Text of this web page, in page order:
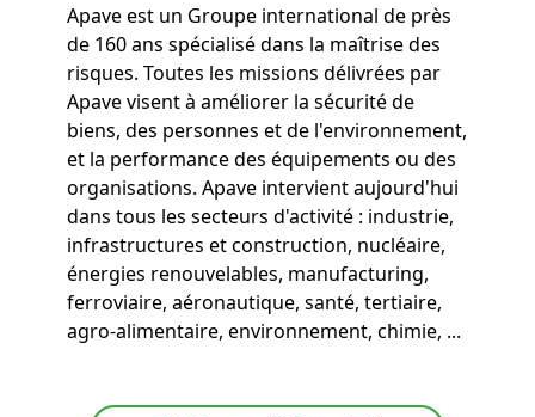
Apave est un Groupe international de près
de 160 ans spécialisé dans la maîtrise des
risques. Toutes les missions délivrées par
Apave visent à améliorer la sécurité de
biens, des personnes et de l'environnement,
et la performance des équipements ou des
organisations. Apave intervient aujourd'hui
dans tous les secteurs d'activité : industrie,
infrastructures et construction, nucléaire,
énergies renouvelables, manufacturing,
ferroviaire, aéronautique, santé, tertiaire,
agro-alimentaire, environnement, chimie, ...